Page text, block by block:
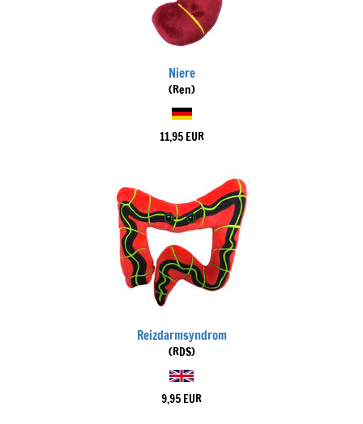
Niere
(Ren)
11,95 EUR
Reizdarmsyndrom
(RDS)
9,95 EUR